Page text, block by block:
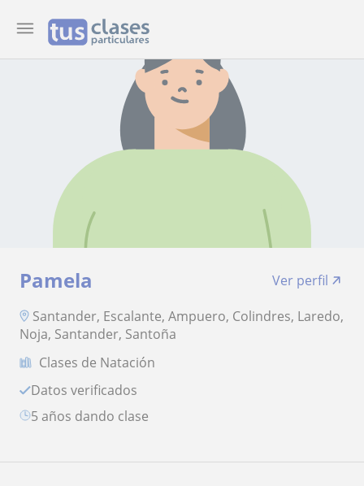
Pamela
Ver perfil
Santander, Escalante, Ampuero, Colindres, Laredo,
Noja, Santander, Santoña
Clases de Natación
Datos verificados
5 años dando clase